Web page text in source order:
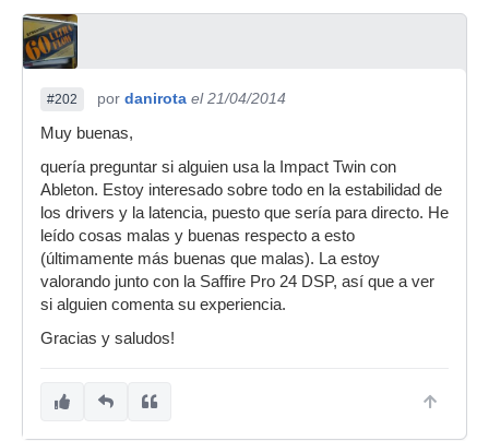
#202 por danirota el 21/04/2014
Muy buenas,
quería preguntar si alguien usa la Impact Twin con
Ableton. Estoy interesado sobre todo en la estabilidad de
los drivers y la latencia, puesto que sería para directo. He
leído cosas malas y buenas respecto a esto
(últimamente más buenas que malas). La estoy
valorando junto con la Saffire Pro 24 DSP, así que a ver
si alguien comenta su experiencia.
Gracias y saludos!